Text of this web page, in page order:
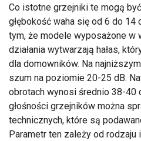
Co istotne grzejniki te mogą
głębokość waha się od 6 do 14
tym, że modele wyposażone w
działania wytwarzają hałas,
dla domowników. Na
szum na poziomie 20-25 dB.
obrotach wynosi średnio 38-40
głośności grzejników można
technicznych, które są
Parametr ten zależy od rodzaju